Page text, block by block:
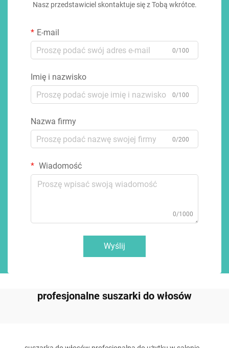
Nasz przedstawiciel skontaktuje się z Tobą wkrótce.
E-mail
0/100
Imię i nazwisko
0/100
Nazwa firmy
0/200
Wiadomość
0/1000
Wyślij
profesjonalne suszarki do włosów